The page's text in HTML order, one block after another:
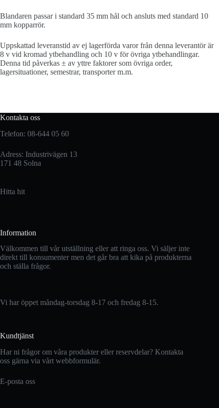
Blandaren passar i standard 35 mm hål och ansluts med standard 10
mm kopparrör.
Uppskattad leveranstid av ej lagerförda varor från denna leverantör är
8 v vid kromad ytbehandling och 10 v för övriga ytbehandlingar.
Denna tid påverkas ± av yttre faktorer som övriga order,
lagersituationer, semestrar, transporter m.m.
Kontakta oss
Telefon: 08-644 05 60
Adress: Industrivägen 13
171 48 Solna
Hitta hit
Information
Välkommen till vår utställning eller att ringa oss. Vi säljer inte
direkt till konsumenter men det går bra att kika på produkterna
och ställa frågor.
Vi har öppet måndag-torsdag 8-17 och fredag 8-15.
Kundtjänst
Har ni frågor om våra produkter eller reservdelar? Kontakta
oss gärna via vårt webbformulär.
E-posta oss